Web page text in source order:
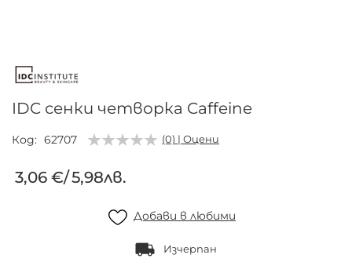
на
със
IDC сенки четворка Caffeine
Код 62707 (0) | Оцени
3,06 €/5,98лв.
Добави в любими
Изчерпан